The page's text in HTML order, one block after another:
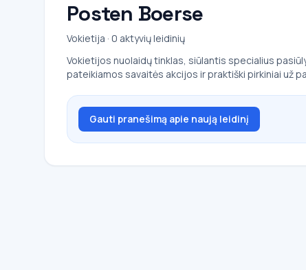
Posten Boerse
Vokietija · 0 aktyvių leidinių
Vokietijos nuolaidų tinklas, siūlantis specialius
pateikiamos savaitės akcijos ir praktiški pirkiniai už
Gauti pranešimą apie naują leidinį